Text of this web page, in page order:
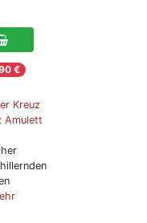
€
Kreuz
Amulett